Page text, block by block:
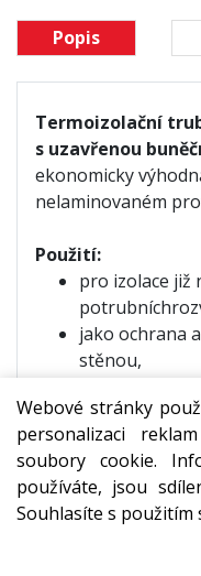
Webové stránky
personalizaci
soubory cookie.
používáte, jsou
Souhlasíte s použitím
Popis
Termoizolační
s uzavřenou
ekonomicky
nelaminovaném
Použití:
pro izolace již
potrubních
jako ochrana
stěnou,
izolace
izolace
Vlastnosti